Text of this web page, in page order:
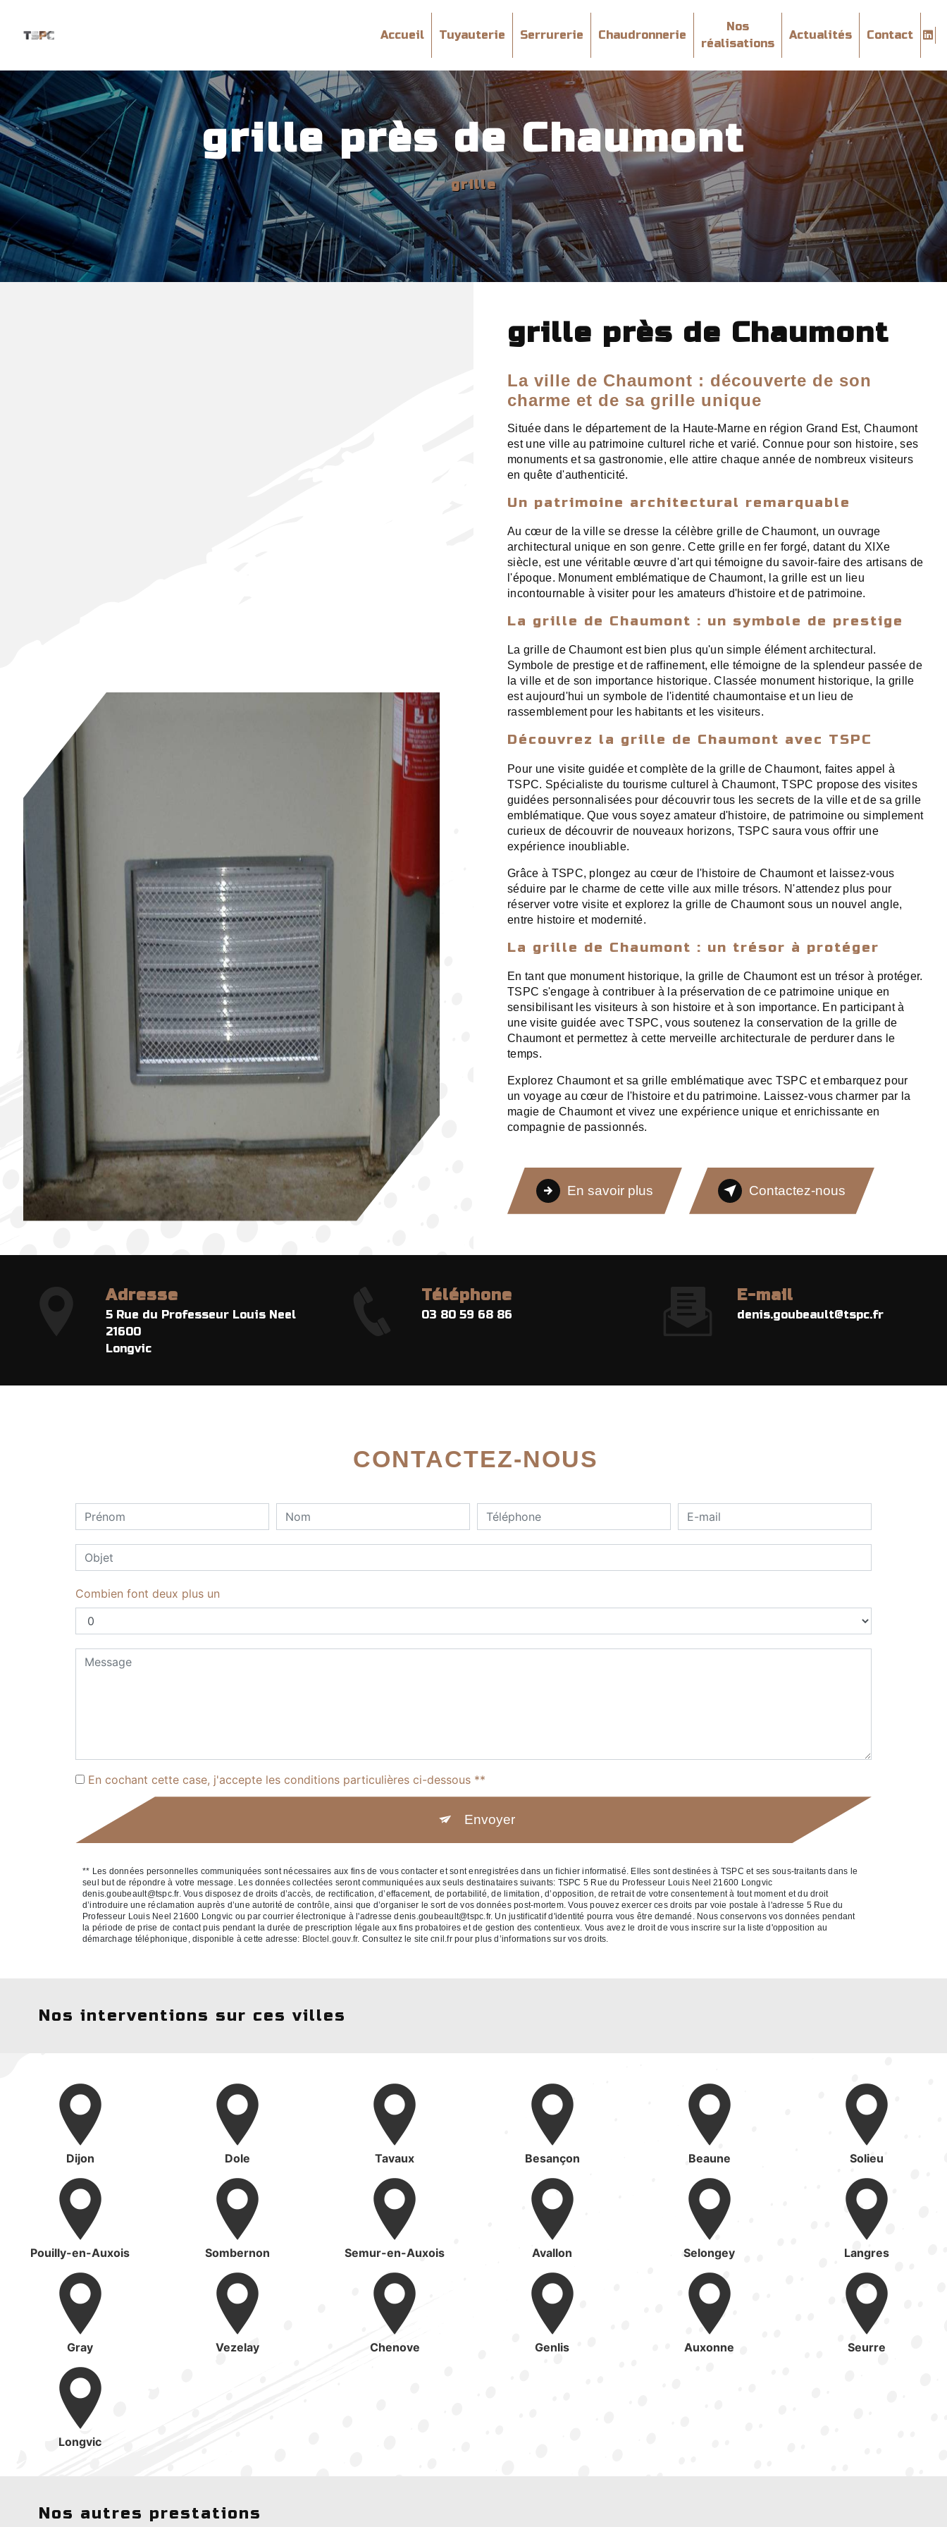
Accueil Tuyauterie Serrurerie Chaudronnerie
Nos
réalisations
Actualités Contact
grille près de Chaumont
grille
grille près de Chaumont
La ville de Chaumont : découverte de son
charme et de sa grille unique
Située dans le département de la Haute-Marne en région Grand Est, Chaumont
est une ville au patrimoine culturel riche et varié. Connue pour son histoire, ses
monuments et sa gastronomie, elle attire chaque année de nombreux visiteurs
en quête d'authenticité.
Un patrimoine architectural remarquable
Au cœur de la ville se dresse la célèbre grille de Chaumont, un ouvrage
architectural unique en son genre. Cette grille en fer forgé, datant du XIXe
siècle, est une véritable œuvre d'art qui témoigne du savoir-faire des artisans de
l'époque. Monument emblématique de Chaumont, la grille est un lieu
incontournable à visiter pour les amateurs d'histoire et de patrimoine.
La grille de Chaumont : un symbole de prestige
La grille de Chaumont est bien plus qu'un simple élément architectural.
Symbole de prestige et de raffinement, elle témoigne de la splendeur passée de
la ville et de son importance historique. Classée monument historique, la grille
est aujourd'hui un symbole de l'identité chaumontaise et un lieu de
rassemblement pour les habitants et les visiteurs.
Découvrez la grille de Chaumont avec TSPC
Pour une visite guidée et complète de la grille de Chaumont, faites appel à
TSPC. Spécialiste du tourisme culturel à Chaumont, TSPC propose des visites
guidées personnalisées pour découvrir tous les secrets de la ville et de sa grille
emblématique. Que vous soyez amateur d'histoire, de patrimoine ou simplement
curieux de découvrir de nouveaux horizons, TSPC saura vous offrir une
expérience inoubliable.
Grâce à TSPC, plongez au cœur de l'histoire de Chaumont et laissez-vous
séduire par le charme de cette ville aux mille trésors. N'attendez plus pour
réserver votre visite et explorez la grille de Chaumont sous un nouvel angle,
entre histoire et modernité.
La grille de Chaumont : un trésor à protéger
En tant que monument historique, la grille de Chaumont est un trésor à protéger.
TSPC s'engage à contribuer à la préservation de ce patrimoine unique en
sensibilisant les visiteurs à son histoire et à son importance. En participant à
une visite guidée avec TSPC, vous soutenez la conservation de la grille de
Chaumont et permettez à cette merveille architecturale de perdurer dans le
temps.
Explorez Chaumont et sa grille emblématique avec TSPC et embarquez pour
un voyage au cœur de l'histoire et du patrimoine. Laissez-vous charmer par la
magie de Chaumont et vivez une expérience unique et enrichissante en
compagnie de passionnés.
En savoir plus Contactez-nous
Adresse
5 Rue du Professeur Louis Neel
21600
Longvic
Téléphone
03 80 59 68 86
E-mail
denis.goubeault@tspc.fr
CONTACTEZ-NOUS
Combien font deux plus un
En cochant cette case, j'accepte les conditions particulières ci-dessous **
Envoyer
** Les données personnelles communiquées sont nécessaires aux fins de vous contacter et sont enregistrées dans un fichier informatisé. Elles sont destinées à TSPC et ses sous-traitants dans le
seul but de répondre à votre message. Les données collectées seront communiquées aux seuls destinataires suivants: TSPC 5 Rue du Professeur Louis Neel 21600 Longvic
denis.goubeault@tspc.fr. Vous disposez de droits d’accès, de rectification, d’effacement, de portabilité, de limitation, d’opposition, de retrait de votre consentement à tout moment et du droit
d’introduire une réclamation auprès d’une autorité de contrôle, ainsi que d’organiser le sort de vos données post-mortem. Vous pouvez exercer ces droits par voie postale à l'adresse 5 Rue du
Professeur Louis Neel 21600 Longvic ou par courrier électronique à l'adresse denis.goubeault@tspc.fr. Un justificatif d'identité pourra vous être demandé. Nous conservons vos données pendant
la période de prise de contact puis pendant la durée de prescription légale aux fins probatoires et de gestion des contentieux. Vous avez le droit de vous inscrire sur la liste d'opposition au
démarchage téléphonique, disponible à cette adresse: Bloctel.gouv.fr. Consultez le site cnil.fr pour plus d’informations sur vos droits.
Nos interventions sur ces villes
Dijon Dole Tavaux Besançon Beaune Solieu
Pouilly-en-Auxois Sombernon Semur-en-Auxois Avallon Selongey Langres
Gray Vezelay Chenove Genlis Auxonne Seurre
Longvic
Nos autres prestations